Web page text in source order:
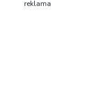
reklama